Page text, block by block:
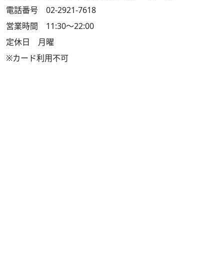
電話番号 02-2921-7618
営業時間 11:30～22:00
定休日 月曜
※カード利用不可